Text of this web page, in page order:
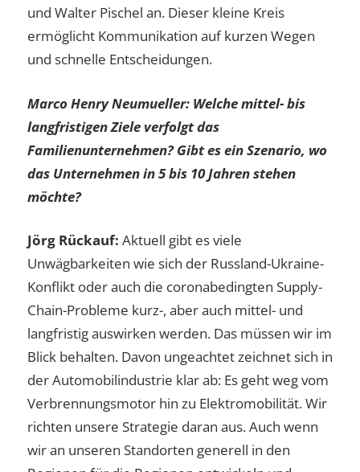
und Walter Pischel an. Dieser kleine Kreis
ermöglicht Kommunikation auf kurzen Wegen
und schnelle Entscheidungen.
Marco Henry Neumueller: Welche mittel- bis
langfristigen Ziele verfolgt das
Familienunternehmen? Gibt es ein Szenario, wo
das Unternehmen in 5 bis 10 Jahren stehen
möchte?
Jörg Rückauf: Aktuell gibt es viele
Unwägbarkeiten wie sich der Russland-Ukraine-
Konflikt oder auch die coronabedingten Supply-
Chain-Probleme kurz-, aber auch mittel- und
langfristig auswirken werden. Das müssen wir im
Blick behalten. Davon ungeachtet zeichnet sich in
der Automobilindustrie klar ab: Es geht weg vom
Verbrennungsmotor hin zu Elektromobilität. Wir
richten unsere Strategie daran aus. Auch wenn
wir an unseren Standorten generell in den